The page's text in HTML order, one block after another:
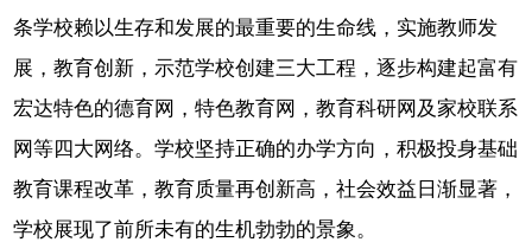
条学校赖以生存和发展的最重要的生命线，实施教师发
展，教育创新，示范学校创建三大工程，逐步构建起富有
宏达特色的德育网，特色教育网，教育科研网及家校联系
网等四大网络。学校坚持正确的办学方向，积极投身基础
教育课程改革，教育质量再创新高，社会效益日渐显著，
学校展现了前所未有的生机勃勃的景象。